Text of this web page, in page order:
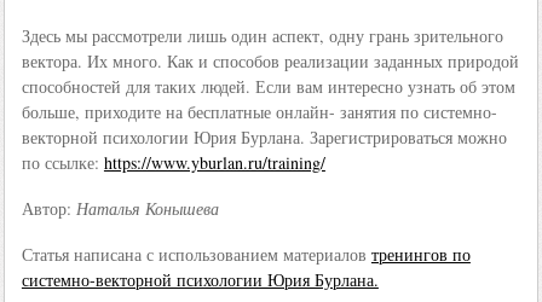
Здесь мы рассмотрели лишь один аспект, одну грань зрительного
вектора. Их много. Как и способов реализации заданных природой
способностей для таких людей. Если вам интересно узнать об этом
больше, приходите на бесплатные онлайн- занятия по системно-
векторной психологии Юрия Бурлана. Зарегистрироваться можно
по ссылке: https://www.yburlan.ru/training/
Автор: Наталья Конышева
Статья написана с использованием материалов тренингов по
системно-векторной психологии Юрия Бурлана.